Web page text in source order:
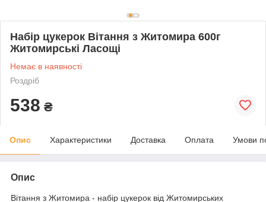
Набір цукерок Вітання з Житомира 600г
Житомирські Ласощі
Немає в наявності
Роздріб
538 ₴
Опис Характеристики Доставка Оплата Умови
Опис
Вітання з Житомира - набір цукерок від Житомирських